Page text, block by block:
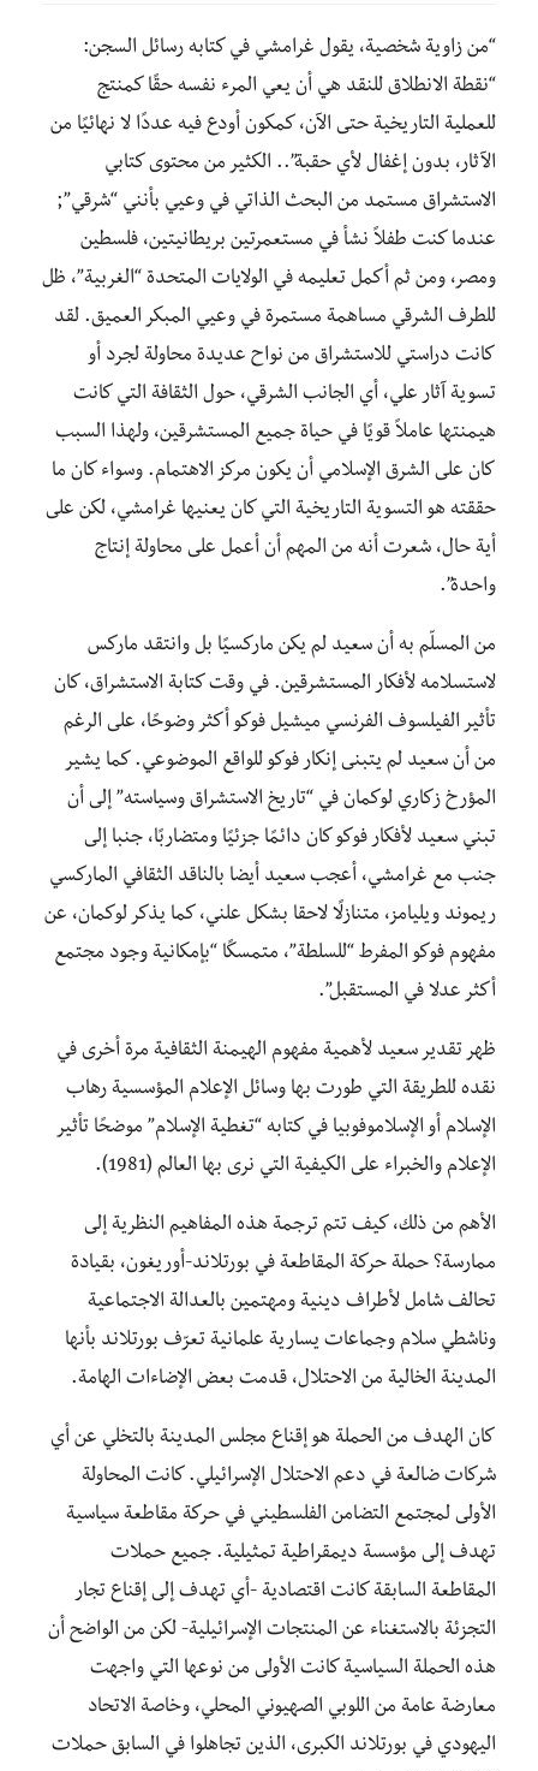
“من زاوية شخصية، يقول غرامشي في كتابه رسائل السجن:
“نقطة الانطلاق للنقد هي أن يعي المرء نفسه حقًا كمنتج
للعملية التاريخية حتى الآن، كمكون أودع فيه عددًا لا نهائيًا من
الآثار، بدون إغفال لأي حقبة”.. الكثير من محتوى كتابي
الاستشراق مستمد من البحث الذاتي في وعيي بأنني “شرقي”;
عندما كنت طفلاً نشأ في مستعمرتين بريطانيتين، فلسطين
ومصر، ومن ثم أكمل تعليمه في الولايات المتحدة “الغربية”، ظل
للطرف الشرقي مساهمة مستمرة في وعيي المبكر العميق. لقد
كانت دراستي للاستشراق من نواح عديدة محاولة لجرد أو
تسوية آثار علي، أي الجانب الشرقي، حول الثقافة التي كانت
هيمنتها عاملاً قويًا في حياة جميع المستشرقين، ولهذا السبب
كان على الشرق الإسلامي أن يكون مركز الاهتمام. وسواء كان ما
حققته هو التسوية التاريخية التي كان يعنيها غرامشي، لكن على
أية حال، شعرت أنه من المهم أن أعمل على محاولة إنتاج
واحدة”.
من المسلّم به أن سعيد لم يكن ماركسيًا بل وانتقد ماركس
لاستسلامه لأفكار المستشرقين. في وقت كتابة الاستشراق، كان
تأثير الفيلسوف الفرنسي ميشيل فوكو أكثر وضوحًا، على الرغم
من أن سعيد لم يتبنى إنكار فوكو للواقع الموضوعي. كما يشير
المؤرخ زكاري لوكمان في “تاريخ الاستشراق وسياسته” إلى أن
تبني سعيد لأفكار فوكو كان دائمًا جزئيًا ومتضاربًا، جنبا إلى
جنب مع غرامشي، أعجب سعيد أيضا بالناقد الثقافي الماركسي
ريموند ويليامز، متنازلًا لاحقا بشكل علني، كما يذكر لوكمان، عن
مفهوم فوكو المفرط “للسلطة”، متمسكًا “بإمكانية وجود مجتمع
أكثر عدلا في المستقبل”.
ظهر تقدير سعيد لأهمية مفهوم الهيمنة الثقافية مرة أخرى في
نقده للطريقة التي طورت بها وسائل الإعلام المؤسسية رهاب
الإسلام أو الإسلاموفوبيا في كتابه “تغطية الإسلام” موضحًا تأثير
الإعلام والخبراء على الكيفية التي نرى بها العالم (1981).
الأهم من ذلك، كيف تتم ترجمة هذه المفاهيم النظرية إلى
ممارسة؟ حملة حركة المقاطعة في بورتلاند-أوريغون، بقيادة
تحالف شامل لأطراف دينية ومهتمين بالعدالة الاجتماعية
وناشطي سلام وجماعات يسارية علمانية تعرّف بورتلاند بأنها
المدينة الخالية من الاحتلال، قدمت بعض الإضاءات الهامة.
كان الهدف من الحملة هو إقناع مجلس المدينة بالتخلي عن أي
شركات ضالعة في دعم الاحتلال الإسرائيلي. كانت المحاولة
الأولى لمجتمع التضامن الفلسطيني في حركة مقاطعة سياسية
تهدف إلى مؤسسة ديمقراطية تمثيلية. جميع حملات
المقاطعة السابقة كانت اقتصادية -أي تهدف إلى إقناع تجار
التجزئة بالاستغناء عن المنتجات الإسرائيلية- لكن من الواضح أن
هذه الحملة السياسية كانت الأولى من نوعها التي واجهت
معارضة عامة من اللوبي الصهيوني المحلي، وخاصة الاتحاد
اليهودي في بورتلاند الكبرى، الذين تجاهلوا في السابق حملات